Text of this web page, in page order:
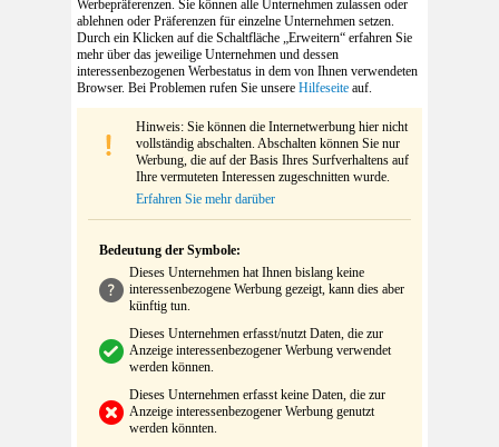
Werbepräferenzen. Sie können alle Unternehmen zulassen oder
ablehnen oder Präferenzen für einzelne Unternehmen setzen.
Durch ein Klicken auf die Schaltfläche „Erweitern“ erfahren Sie
mehr über das jeweilige Unternehmen und dessen
interessenbezogenen Werbestatus in dem von Ihnen verwendeten
Browser. Bei Problemen rufen Sie unsere Hilfeseite auf.
Hinweis: Sie können die Internetwerbung hier nicht
vollständig abschalten. Abschalten können Sie nur
Werbung, die auf der Basis Ihres Surfverhaltens auf
Ihre vermuteten Interessen zugeschnitten wurde.
Erfahren Sie mehr darüber
Bedeutung der Symbole:
Dieses Unternehmen hat Ihnen bislang keine
interessenbezogene Werbung gezeigt, kann dies aber
künftig tun.
Dieses Unternehmen erfasst/nutzt Daten, die zur
Anzeige interessenbezogener Werbung verwendet
werden können.
Dieses Unternehmen erfasst keine Daten, die zur
Anzeige interessenbezogener Werbung genutzt
werden könnten.